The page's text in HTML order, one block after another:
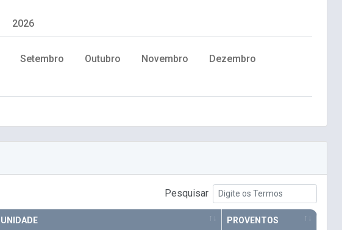
2026
Setembro Outubro Novembro Dezembro
Pesquisar
UNIDADE PROVENTOS